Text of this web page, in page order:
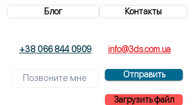
Контакты
+38 066 844 0909 info@3ds.com.ua
Отправить
Загрузить файл
Блог